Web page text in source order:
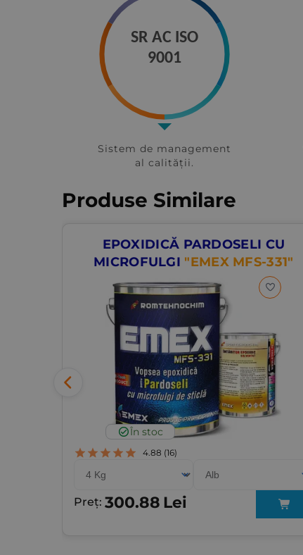
SR AC ISO
9001
Sistem de management
al calității.
Produse Similare
EPOXIDICĂ PARDOSELI CU
MICROFULGI "EMEX MFS-331"
În stoc
4.88 (16)
Preț: 300.88 Lei